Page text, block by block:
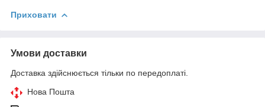
Приховати
Умови доставки
Доставка здійснюється тільки по передоплаті.
Нова Пошта